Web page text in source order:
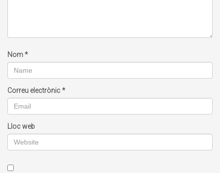
Nom*
Correu electrònic*
Lloc web